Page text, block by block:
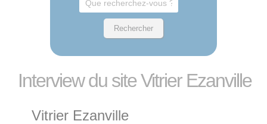
Interview du site Vitrier Ezanville
Vitrier Ezanville